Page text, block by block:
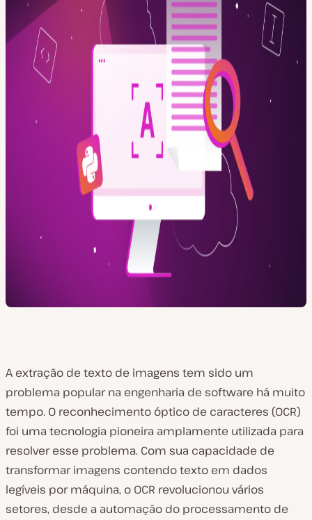
A extração de texto de imagens tem sido um
problema popular na engenharia de software há muito
tempo. O reconhecimento óptico de caracteres (OCR)
foi uma tecnologia pioneira amplamente utilizada para
resolver esse problema. Com sua capacidade de
transformar imagens contendo texto em dados
legíveis por máquina, o OCR revolucionou vários
setores, desde a automação do processamento de